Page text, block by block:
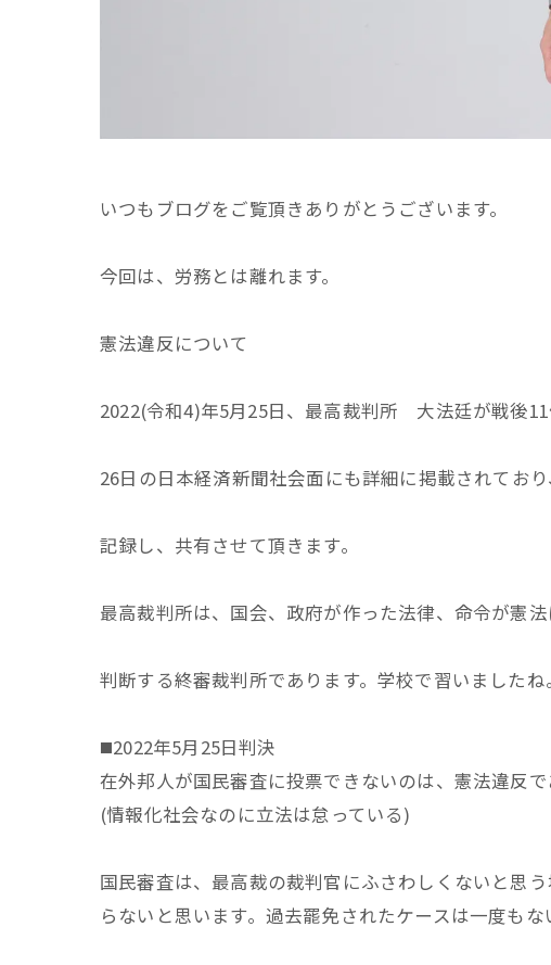
いつもブログをご覧頂きありがとうございます。
今回は、労務とは離れます。
憲法違反について
2022(令和4)年5月25日、最高裁判所 大法廷が戦後11
26日の日本経済新聞社会面にも詳細に掲載されており
記録し、共有させて頂きます。
最高裁判所は、国会、政府が作った法律、命令が憲
判断する終審裁判所であります。学校で習いましたね。
◼️2022年5月25日判決
在外邦人が国民審査に投票できないのは、憲法違反で
(情報化社会なのに立法は怠っている)
国民審査は、最高裁の裁判官にふさわしくないと思
らないと思います。過去罷免されたケースは一度もな